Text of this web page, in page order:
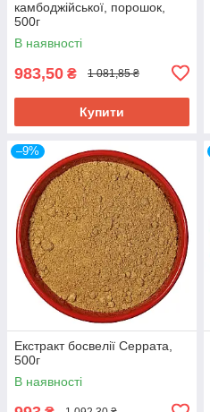
камбоджійської, порошок,
500г
В наявності
983,50 ₴ 1 081,85 ₴
Купити
–9%
Екстракт босвелії Серрата,
500г
В наявності